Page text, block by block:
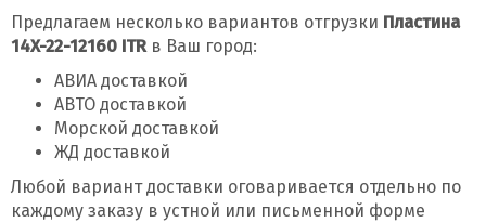
Предлагаем несколько вариантов отгрузки Пластина
14X-22-12160 ITRв Ваш город:
АВИА доставкой
АВТО доставкой
Морской доставкой
ЖД доставкой
Любой вариант доставки оговаривается отдельно по
каждому заказу в устной или письменной форме